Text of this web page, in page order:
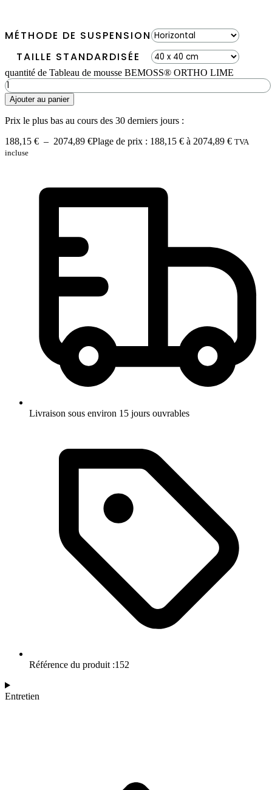
MÉTHODE DE SUSPENSION
TAILLE STANDARDISÉE
quantité de Tableau de mousse BEMOSS® ORTHO LIME
Ajouter au panier
Prix le plus bas au cours des 30 derniers jours :
188,15 € – 2074,89 €Plage de prix : 188,15 € à 2074,89 € TVA
incluse
Livraison sous environ 15 jours ouvrables
Référence du produit :152
Entretien